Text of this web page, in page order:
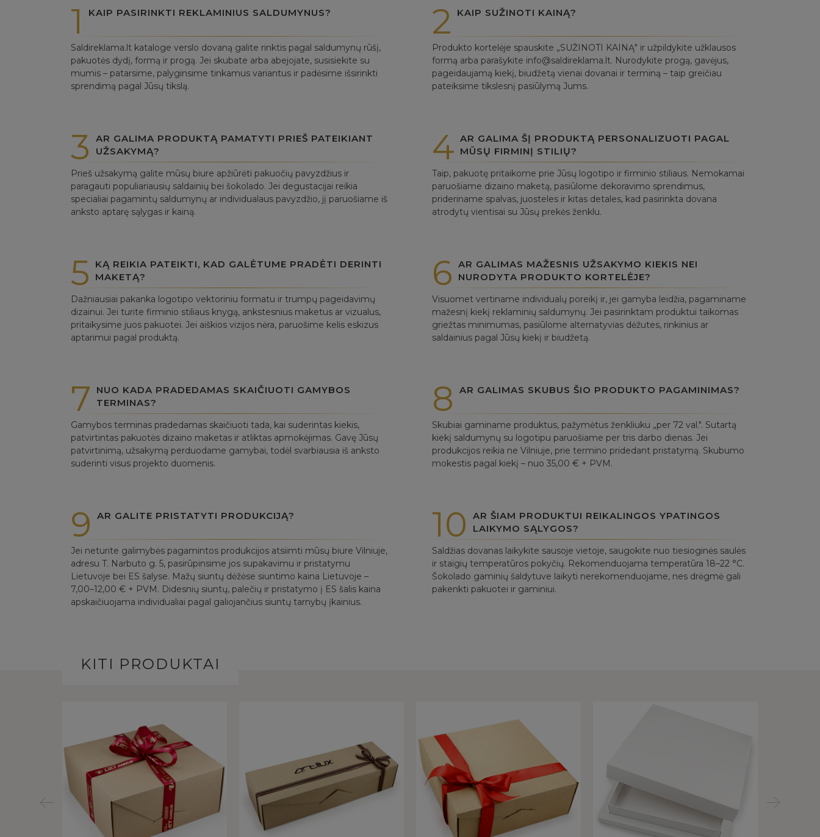
1 KAIP PASIRINKTI REKLAMINIUS SALDUMYNUS?
Saldireklama.lt kataloge verslo dovaną galite rinktis pagal saldumynų rūšį,
pakuotės dydį, formą ir progą. Jei skubate arba abejojate, susisiekite su
mumis – patarsime, palyginsime tinkamus variantus ir padėsime išsirinkti
sprendimą pagal Jūsų tikslą.
2 KAIP SUŽINOTI KAINĄ?
Produkto kortelėje spauskite „SUŽINOTI KAINĄ" ir užpildykite užklausos
formą arba parašykite info@saldireklama.lt. Nurodykite progą, gavėjus,
pageidaujamą kiekį, biudžetą vienai dovanai ir terminą – taip greičiau
pateiksime tikslesnį pasiūlymą Jums.
3
AR GALIMA PRODUKTĄ PAMATYTI PRIEŠ PATEIKIANT
UŽSAKYMĄ?
Prieš užsakymą galite mūsų biure apžiūrėti pakuočių pavyzdžius ir
paragauti populiariausių saldainių bei šokolado. Jei degustacijai reikia
specialiai pagamintų saldumynų ar individualaus pavyzdžio, jį paruošiame iš
anksto aptarę sąlygas ir kainą.
4 AR GALIMA ŠĮ PRODUKTĄ PERSONALIZUOTI PAGAL
MŪSŲ FIRMINĮ STILIŲ?
Taip, pakuotę pritaikome prie Jūsų logotipo ir firminio stiliaus. Nemokamai
paruošiame dizaino maketą, pasiūlome dekoravimo sprendimus,
prideriname spalvas, juosteles ir kitas detales, kad pasirinkta dovana
atrodytų vientisai su Jūsų prekės ženklu.
5
KĄ REIKIA PATEIKTI, KAD GALĖTUME PRADĖTI DERINTI
MAKETĄ?
Dažniausiai pakanka logotipo vektoriniu formatu ir trumpų pageidavimų
dizainui. Jei turite firminio stiliaus knygą, ankstesnius maketus ar vizualus,
pritaikysime juos pakuotei. Jei aiškios vizijos nėra, paruošime kelis eskizus
aptarimui pagal produktą.
6 AR GALIMAS MAŽESNIS UŽSAKYMO KIEKIS NEI
NURODYTA PRODUKTO KORTELĖJE?
Visuomet vertiname individualų poreikį ir, jei gamyba leidžia, pagaminame
mažesnį kiekį reklaminių saldumynų. Jei pasirinktam produktui taikomas
griežtas minimumas, pasiūlome alternatyvias dėžutes, rinkinius ar
saldainius pagal Jūsų kiekį ir biudžetą.
7
NUO KADA PRADEDAMAS SKAIČIUOTI GAMYBOS
TERMINAS?
Gamybos terminas pradedamas skaičiuoti tada, kai suderintas kiekis,
patvirtintas pakuotės dizaino maketas ir atliktas apmokėjimas. Gavę Jūsų
patvirtinimą, užsakymą perduodame gamybai, todėl svarbiausia iš anksto
suderinti visus projekto duomenis.
8 AR GALIMAS SKUBUS ŠIO PRODUKTO PAGAMINIMAS?
Skubiai gaminame produktus, pažymėtus ženkliuku „per 72 val.". Sutartą
kiekį saldumynų su logotipu paruošiame per tris darbo dienas. Jei
produkcijos reikia ne Vilniuje, prie termino pridedant pristatymą. Skubumo
mokestis pagal kiekį – nuo 35,00 € + PVM.
9 AR GALITE PRISTATYTI PRODUKCIJĄ?
Jei neturite galimybės pagamintos produkcijos atsiimti mūsų biure Vilniuje,
adresu T. Narbuto g. 5, pasirūpinsime jos supakavimu ir pristatymu
Lietuvoje bei ES šalyse. Mažų siuntų dėžėse siuntimo kaina Lietuvoje –
7,00–12,00 € + PVM. Didesnių siuntų, palečių ir pristatymo į ES šalis kaina
apskaičiuojama individualiai pagal galiojančius siuntų tarnybų įkainius.
10
AR ŠIAM PRODUKTUI REIKALINGOS YPATINGOS
LAIKYMO SĄLYGOS?
Saldžias dovanas laikykite sausoje vietoje, saugokite nuo tiesioginės saulės
ir staigių temperatūros pokyčių. Rekomenduojama temperatūra 18–22 °C.
Šokolado gaminių šaldytuve laikyti nerekomenduojame, nes drėgmė gali
pakenkti pakuotei ir gaminiui.
KITI PRODUKTAI